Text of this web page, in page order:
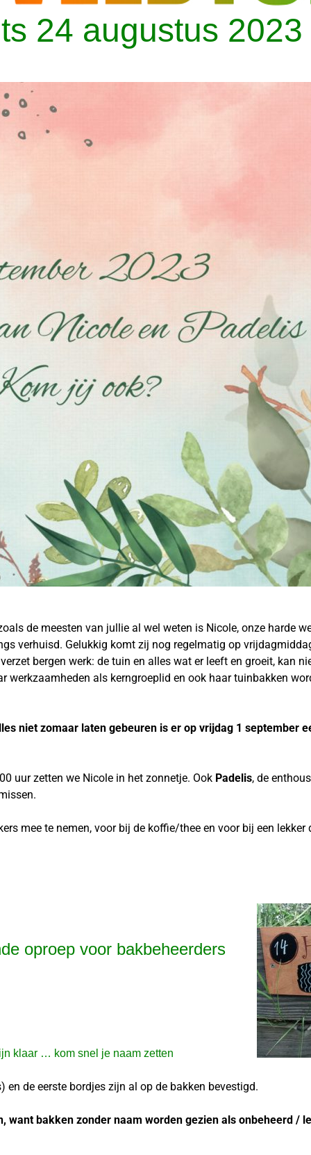
24 augustus 2023
de meesten van jullie al wel weten is Nicole, onze harde
verhuisd. Gelukkig komt zij nog regelmatig op
bergen werk: de tuin en alles wat er leeft en groeit, kan
werkzaamheden als kerngroeplid en ook haar tuinbakken
niet zomaar laten gebeuren is er op vrijdag 1 september
uur zetten we Nicole in het zonnetje. Ook Padelis, de
mee te nemen, voor bij de koffie/thee en voor bij een
oproep voor bakbeheerders
klaar … kom snel je naam zetten
de eerste bordjes zijn al op de bakken bevestigd.
bakken zonder naam worden gezien als onbeheerd /